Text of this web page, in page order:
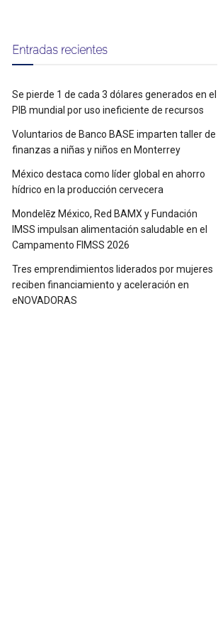
Entradas recientes
Se pierde 1 de cada 3 dólares generados en el
PIB mundial por uso ineficiente de recursos
Voluntarios de Banco BASE imparten taller de
finanzas a niñas y niños en Monterrey
México destaca como líder global en ahorro
hídrico en la producción cervecera
Mondelēz México, Red BAMX y Fundación
IMSS impulsan alimentación saludable en el
Campamento FIMSS 2026
Tres emprendimientos liderados por mujeres
reciben financiamiento y aceleración en
eNOVADORAS